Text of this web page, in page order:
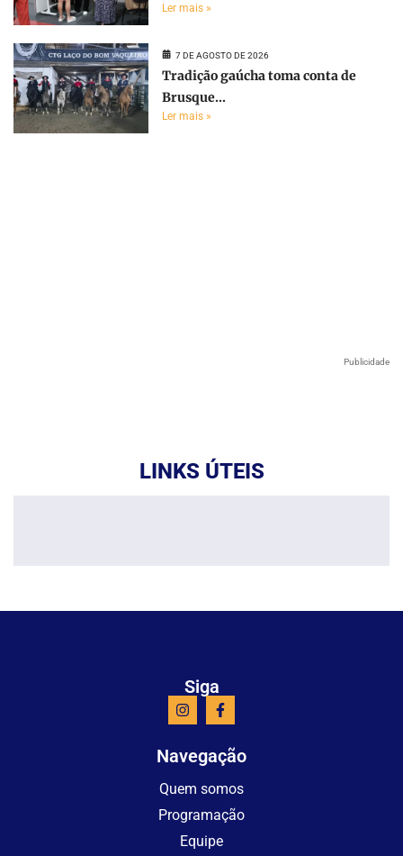
Ler mais »
7 DE AGOSTO DE 2026
Tradição gaúcha toma conta de
Brusque...
Ler mais »
Publicidade
LINKS ÚTEIS
Siga
Navegação
Quem somos
Programação
Equipe